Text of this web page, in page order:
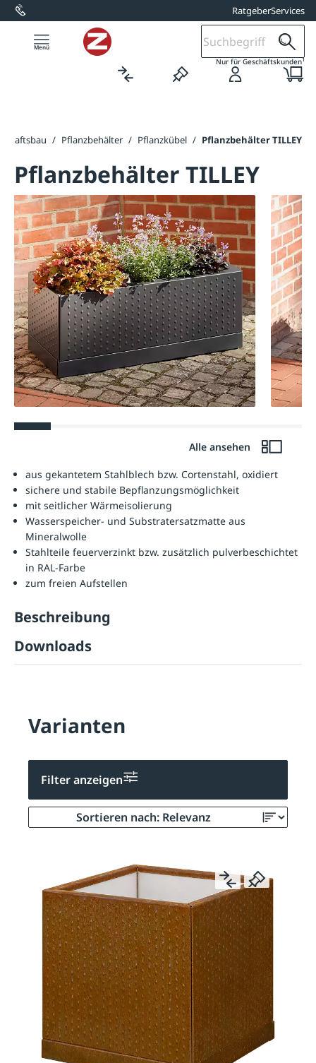
springen RatgeberServices
Nur für Geschäftskunden1
/ Pflanzbehälter / Pflanzkübel / Pflanzbehälter TILLEY
Pflanzbehälter TILLEY
Alle ansehen
aus gekantetem Stahlblech bzw. Cortenstahl, oxidiert
sichere und stabile Bepflanzungsmöglichkeit
mit seitlicher Wärmeisolierung
Wasserspeicher- und Substratersatzmatte aus
Mineralwolle
Stahlteile feuerverzinkt bzw. zusätzlich pulverbeschichtet
in RAL-Farbe
zum freien Aufstellen
Beschreibung
Downloads
Varianten
Filter anzeigen